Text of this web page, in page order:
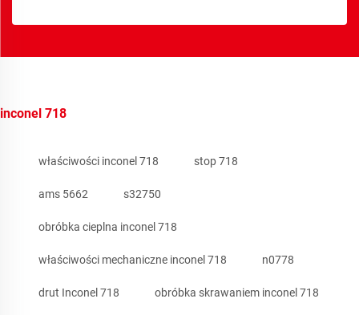
inconel 718
właściwości inconel 718 stop 718
ams 5662 s32750
obróbka cieplna inconel 718
właściwości mechaniczne inconel 718 n0778
drut Inconel 718 obróbka skrawaniem inconel 718